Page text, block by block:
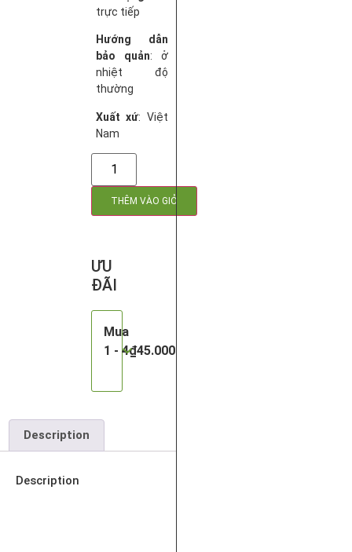
trực tiếp
Hướng dẫn
bảo quản: ở
nhiệt độ
thường
Xuất xứ: Việt
Nam
THÊM VÀO GIỎ
ƯU
ĐÃI
Mua
1 - 4₫45.000
Description
Description